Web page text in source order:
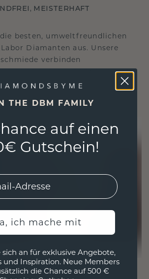
MEISTERHAFT
besten, umweltfreundlichen
Diamanten aus. Unsere
verbinden
beispielloser Handwerkskunst
dass Ihr Schmuck ebenso
ist.
THE DBM FAMILY
auf einen
Gutschein!
ich mache mit
sich an für exklusive Angebote,
und Inspiration. Neue Members
die Chance auf 500 €